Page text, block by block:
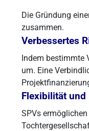
Die Gründung
zusammen.
Verbessertes
Indem bestimmte
um. Eine
Flexibilität
SPVs